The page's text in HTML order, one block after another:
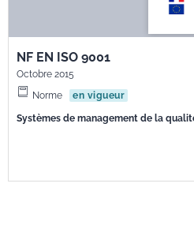
NF EN ISO 9001
Octobre 2015
Norme
en vigueur
Systèmes de management de la